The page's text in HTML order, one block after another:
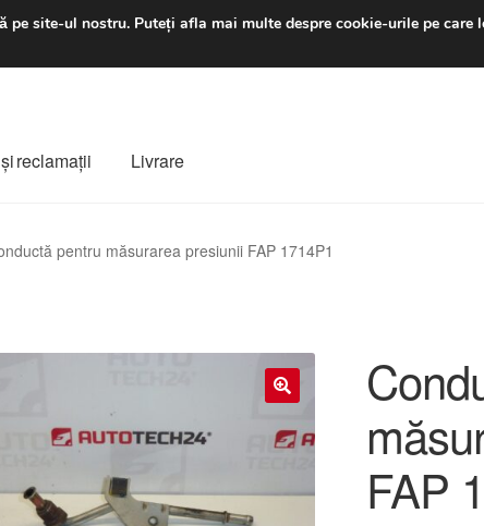
luni-vineri 9 a.m. - 4
reclamații Livrare
pentru măsurarea presiunii FAP 1714P1
FAP
pe site-ul nostru. Puteți afla mai multe despre cookie-urile pe